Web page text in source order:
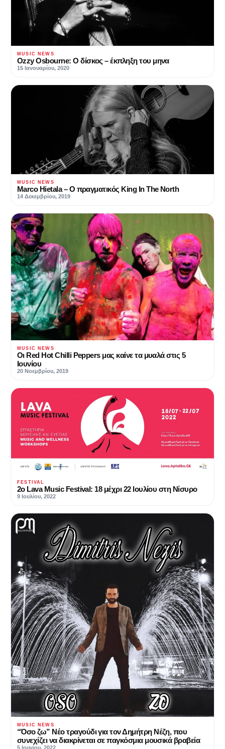
MUSIC NEWS
Ozzy Osbourne: Ο δίσκος – έκπληξη του μηνα
15 Ιανουαρίου, 2020
MUSIC NEWS
Marco Hietala – Ο πραγματικός King In The North
14 Δεκεμβρίου, 2019
MUSIC NEWS
Οι Red Hot Chilli Peppers μας καίνε τα μυαλά στις 5
Ιουνίου
20 Νοεμβρίου, 2019
FESTIVAL
2ο Lava Music Festival: 18 μέχρι 22 Ιουλίου στη Νίσυρο
9 Ιουλίου, 2022
MUSIC NEWS
“Όσο ζω” Νέο τραγούδι για τον Δημήτρη Νέζη, που
συνεχίζει να διακρίνεται σε παγκόσμια μουσικά βραβεία
5 Ιουνίου, 2022